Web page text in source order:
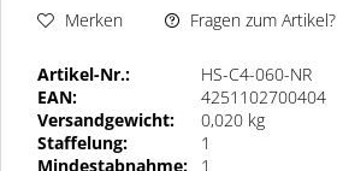
Merken Fragen zum Artikel?
Artikel-Nr.:
HS-C4-060-NR
EAN:
4251102700404
Versandgewicht:
0,020 kg
Staffelung:
1
Mindestabnahme:
1